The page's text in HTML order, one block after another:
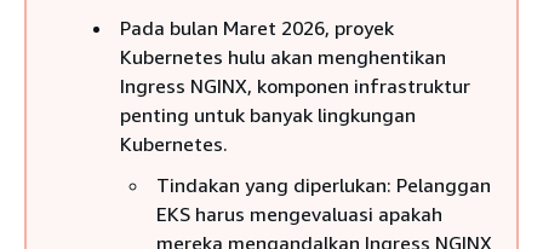
Pada bulan Maret 2026, proyek
Kubernetes hulu akan menghentikan
Ingress NGINX, komponen infrastruktur
penting untuk banyak lingkungan
Kubernetes.
Tindakan yang diperlukan: Pelanggan
EKS harus mengevaluasi apakah
mereka mengandalkan Ingress NGINX